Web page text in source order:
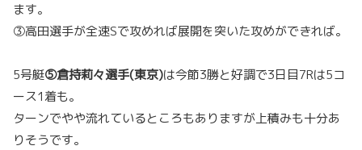
ます。
③高田選手が全速Sで攻めれば展開を突いた攻めができれば。
5号艇⑤倉持莉々選手(東京)は今節3勝と好調で3日目7Rは5コ
ース1着も。
ターンでやや流れているところもありますが上積みも十分あ
りそうです。